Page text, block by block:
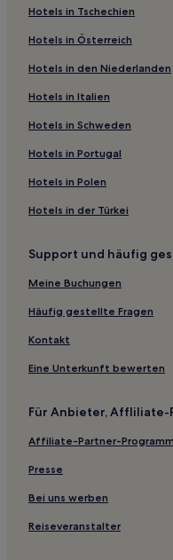
Hotels in Tschechien
Hotels in Österreich
Hotels in den Niederlanden
Hotels in Italien
Hotels in Schweden
Hotels in Portugal
Hotels in Polen
Hotels in der Türkei
Support und häufig
Meine Buchungen
Häufig gestellte Fragen
Kontakt
Eine Unterkunft bewerten
Für Anbieter,
Affiliate-Partner-Programm
Presse
Bei uns werben
Reiseveranstalter